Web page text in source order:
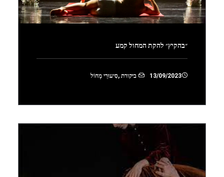
״בהקיץ״ להקת המחול קמע
13/09/2023 ביקורת ,סִיעוּרֵי מָחוֹל